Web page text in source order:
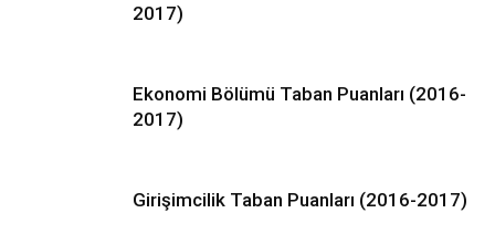
2017)
Ekonomi Bölümü Taban Puanları (2016-
2017)
Girişimcilik Taban Puanları (2016-2017)